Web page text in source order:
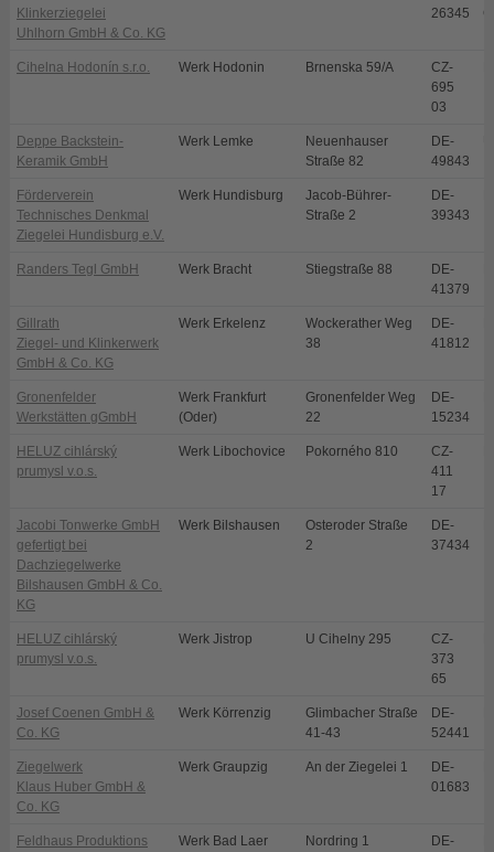
Klinkerziegelei
Uhlhorn GmbH & Co. KG
26345
Cihelna Hodonín s.r.o. Werk Hodonin Brnenska 59/A
CZ-
695
03
Deppe Backstein-
Keramik GmbH
Werk Lemke
Neuenhauser
Straße 82
DE-
49843
Förderverein
Technisches Denkmal
Ziegelei Hundisburg e.V.
Werk Hundisburg
Jacob-Bührer-
Straße 2
DE-
39343
Randers Tegl GmbH Werk Bracht Stiegstraße 88
DE-
41379
Gillrath
Ziegel- und Klinkerwerk
GmbH & Co. KG
Werk Erkelenz
Wockerather Weg
38
DE-
41812
Gronenfelder
Werkstätten gGmbH
Werk Frankfurt
(Oder)
Gronenfelder Weg
22
DE-
15234
HELUZ cihlárský
prumysl v.o.s.
Werk Libochovice Pokorného 810
CZ-
411
17
Jacobi Tonwerke GmbH
gefertigt bei
Dachziegelwerke
Bilshausen GmbH & Co.
KG
Werk Bilshausen
Osteroder Straße
2
DE-
37434
HELUZ cihlárský
prumysl v.o.s.
Werk Jistrop U Cihelny 295
CZ-
373
65
Josef Coenen GmbH &
Co. KG
Werk Körrenzig
Glimbacher Straße
41-43
DE-
52441
Ziegelwerk
Klaus Huber GmbH &
Co. KG
Werk Graupzig An der Ziegelei 1
DE-
01683
Feldhaus Produktions
Werk Bad Laer Nordring 1
DE-